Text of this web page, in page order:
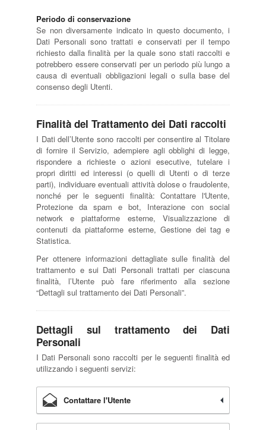
Periodo di conservazione
Se non diversamente indicato in questo documento, i
Dati Personali sono trattati e conservati per il tempo
richiesto dalla finalità per la quale sono stati raccolti e
potrebbero essere conservati per un periodo più lungo a
causa di eventuali obbligazioni legali o sulla base del
consenso degli Utenti.
Finalità del Trattamento dei Dati raccolti
I Dati dell’Utente sono raccolti per consentire al Titolare
di fornire il Servizio, adempiere agli obblighi di legge,
rispondere a richieste o azioni esecutive, tutelare i
propri diritti ed interessi (o quelli di Utenti o di terze
parti), individuare eventuali attività dolose o fraudolente,
nonché per le seguenti finalità: Contattare l'Utente,
Protezione da spam e bot, Interazione con social
network e piattaforme esterne, Visualizzazione di
contenuti da piattaforme esterne, Gestione dei tag e
Statistica.
Per ottenere informazioni dettagliate sulle finalità del
trattamento e sui Dati Personali trattati per ciascuna
finalità, l’Utente può fare riferimento alla sezione
“Dettagli sul trattamento dei Dati Personali”.
Dettagli sul trattamento dei Dati
Personali
I Dati Personali sono raccolti per le seguenti finalità ed
utilizzando i seguenti servizi:
Contattare l'Utente